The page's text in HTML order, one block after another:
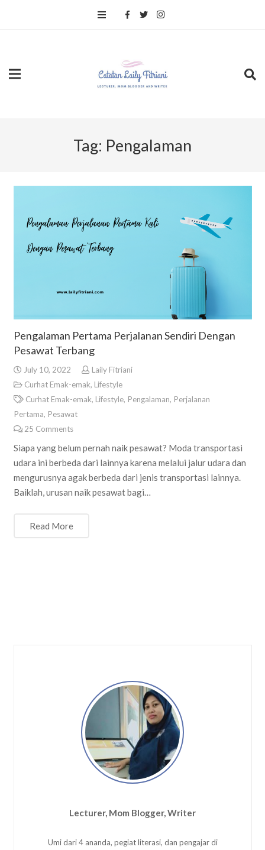
Tag: Pengalaman
Pengalaman Pertama Perjalanan Sendiri Dengan
Pesawat Terbang
July 10, 2022
Laily Fitriani
Curhat Emak-emak, Lifestyle
Curhat Emak-emak, Lifestyle, Pengalaman, Perjalanan
Pertama, Pesawat
25 Comments
Siapa yang belum pernah naik pesawat? Moda transportasi
udara ini berbeda dari lainnya karena melalui jalur udara dan
mengurusnya agak berbeda dari jenis transportasi lainnya.
Baiklah, urusan naik pesawat bagi…
Read More
Lecturer, Mom Blogger, Writer
Umi dari 4 ananda, pegiat literasi, dan pengajar di